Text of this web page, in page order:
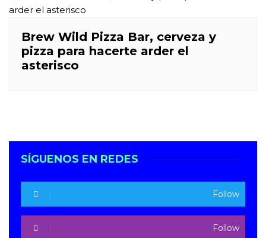
Brew Wild Pizza Bar, cerveza y
pizza para hacerte arder el
asterisco
SÍGUENOS EN REDES
Follow
Follow